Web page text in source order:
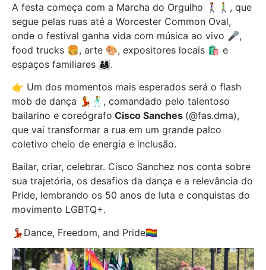
A festa começa com a Marcha do Orgulho 🚶‍♀️🚶‍♂️, que
segue pelas ruas até a Worcester Common Oval,
onde o festival ganha vida com música ao vivo 🎤,
food trucks 🍔, arte 🎨, expositores locais 🛍️ e
espaços familiares 👨‍👩‍👧.
👉 Um dos momentos mais esperados será o flash
mob de dança 💃🕺, comandado pelo talentoso
bailarino e coreógrafo Cisco Sanches (@fas.dma),
que vai transformar a rua em um grande palco
coletivo cheio de energia e inclusão.
Bailar, criar, celebrar. Cisco Sanchez nos conta sobre
sua trajetória, os desafios da dança e a relevância do
Pride, lembrando os 50 anos de luta e conquistas do
movimento LGBTQ+.
💃🏻Dance, Freedom, and Pride🏳️‍🌈